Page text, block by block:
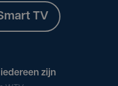
TV
zijn